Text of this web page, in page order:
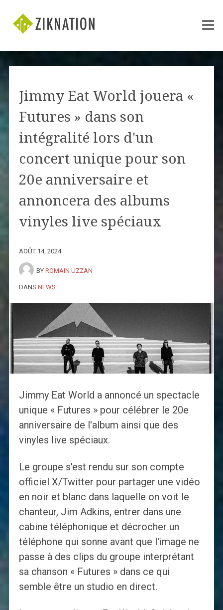
Jimmy Eat World jouera «
Futures » dans son
intégralité lors d'un
concert unique pour son
20e anniversaire et
annoncera des albums
vinyles live spéciaux
AOÛT 14, 2024
BY ROMAIN UZZAN
DANS NEWS
Jimmy Eat World a annoncé un spectacle
unique « Futures » pour célébrer le 20e
anniversaire de l'album ainsi que des
vinyles live spéciaux.
Le groupe s'est rendu sur son compte
officiel X/Twitter pour partager une vidéo
en noir et blanc dans laquelle on voit le
chanteur, Jim Adkins, entrer dans une
cabine téléphonique et décrocher un
téléphone qui sonne avant que l'image ne
passe à des clips du groupe interprétant
sa chanson « Futures » dans ce qui
semble être un studio en direct.